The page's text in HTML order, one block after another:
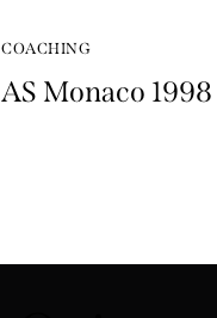
COACHING
AS Monaco 1998